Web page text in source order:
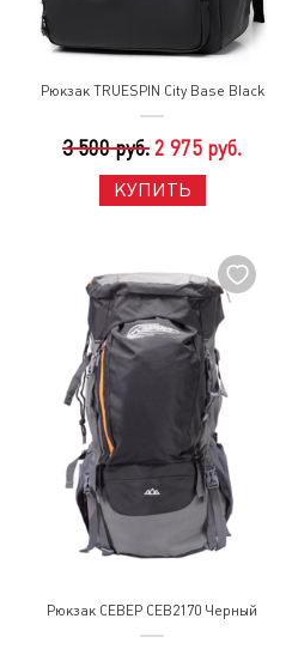
Рюкзак TRUESPIN City Base Black
3 500 руб. 2 975 руб.
КУПИТЬ
Рюкзак СЕВЕР СЕВ2170 Черный